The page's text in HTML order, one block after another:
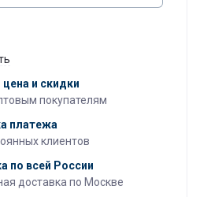
и скидки
покупателям
платежа
клиентов
по всей России
доставка по Москве